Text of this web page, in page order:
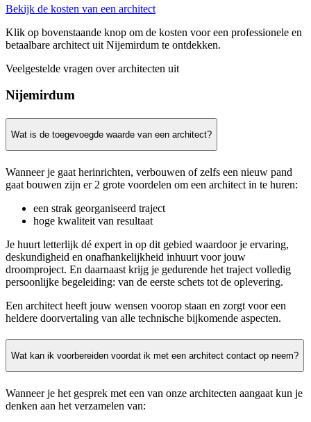
Bekijk de kosten van een architect
Klik op bovenstaande knop om de kosten voor een professionele en
betaalbare architect uit Nijemirdum te ontdekken.
Veelgestelde vragen over architecten uit
Nijemirdum
Wat is de toegevoegde waarde van een architect?
Wanneer je gaat herinrichten, verbouwen of zelfs een nieuw pand
gaat bouwen zijn er 2 grote voordelen om een architect in te huren:
een strak georganiseerd traject
hoge kwaliteit van resultaat
Je huurt letterlijk dé expert in op dit gebied waardoor je ervaring,
deskundigheid en onafhankelijkheid inhuurt voor jouw
droomproject. En daarnaast krijg je gedurende het traject volledig
persoonlijke begeleiding: van de eerste schets tot de oplevering.
Een architect heeft jouw wensen voorop staan en zorgt voor een
heldere doorvertaling van alle technische bijkomende aspecten.
Wat kan ik voorbereiden voordat ik met een architect contact op neem?
Wanneer je het gesprek met een van onze architecten aangaat kun je
denken aan het verzamelen van: